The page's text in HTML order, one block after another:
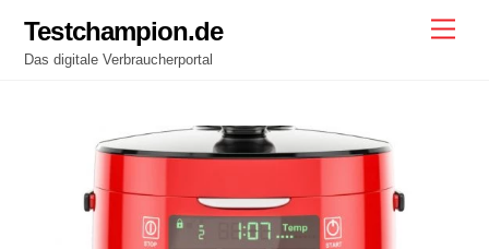
content
Testchampion.de
Das digitale Verbraucherportal